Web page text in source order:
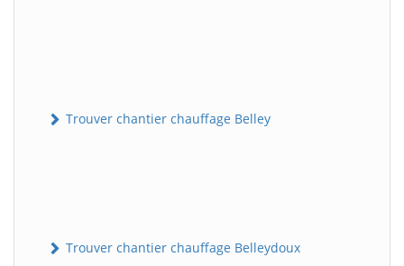
Trouver chantier chauffage Belley
Trouver chantier chauffage Belleydoux